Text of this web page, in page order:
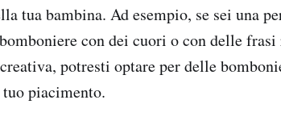
tua bambina. Ad esempio, se sei una
con dei cuori o con delle frasi
potresti optare per delle
piacimento.